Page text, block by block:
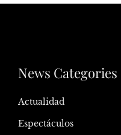
News Categories
Actualidad
Espectáculos